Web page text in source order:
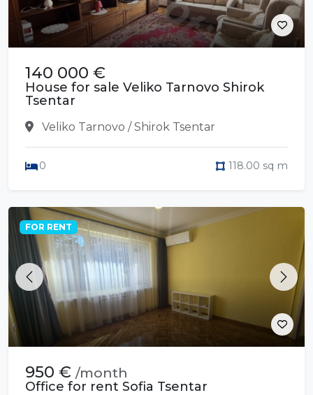
140 000 €
House for sale Veliko Tarnovo Shirok
Tsentar
Veliko Tarnovo / Shirok Tsentar
0 118.00 sq m
Previous Next
FOR RENT
950 € /month
Office for rent Sofia Tsentar